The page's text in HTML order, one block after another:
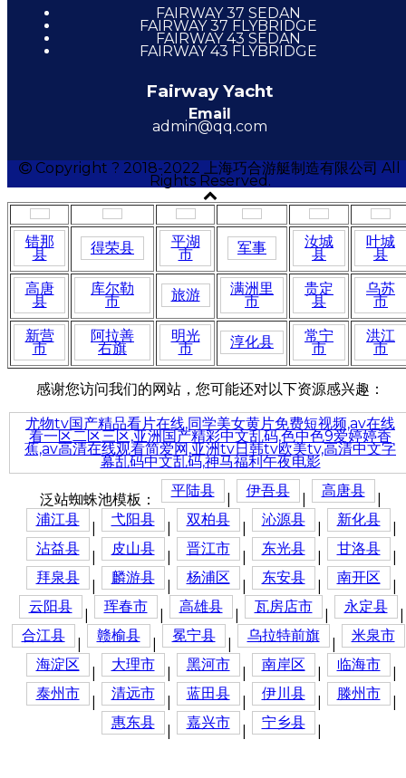
FAIRWAY 37 SEDAN
FAIRWAY 37 FLYBRIDGE
FAIRWAY 43 SEDAN
FAIRWAY 43 FLYBRIDGE
Fairway Yacht
Email
admin@qq.com
Copyright ? 2018-2022 上海巧合游艇制造有限公司 All
Rights Reserved.
错那
县 得荣县 平湖
市 军事 汝城
县
叶城
县
高唐
县
库尔勒
市 旅游 满洲里
市
贵定
县
乌苏
市
新营
市
阿拉善
右旗
明光
市 淳化县 常宁
市
洪江
市
感谢您访问我们的网站，您可能还对以下资源感兴趣：
尤物tv国产精品看片在线,同学美女黄片免费短视频,av在线
看一区二区三区,亚洲国产精彩中文乱码,色中色9爱婷婷香
蕉,av高清在线观看简爱网,亚洲tv日韩tv欧美tv,高清中文字
幕乱码中文乱码,神马福利午夜电影
泛站蜘蛛池模板：
平陆县 伊吾县 高唐县
浦江县
弋阳县 双柏县 沁源县 新化县
沾益县
皮山县 晋江市 东光县 甘洛县
拜泉县
麟游县 杨浦区 东安县 南开区
云阳县
珲春市 高雄县 瓦房店市 永定县
合江县
赣榆县 冕宁县 乌拉特前旗
米泉市
海淀区
大理市 黑河市 南岸区 临海市
泰州市
清远市 蓝田县 伊川县 滕州市
惠东县
嘉兴市 宁乡县